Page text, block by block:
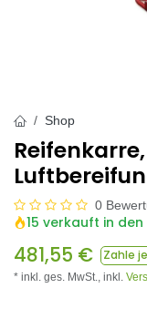
Shop
0
15 verkauft in
481,55 € Zahle
* inkl. ges. MwSt., inkl.